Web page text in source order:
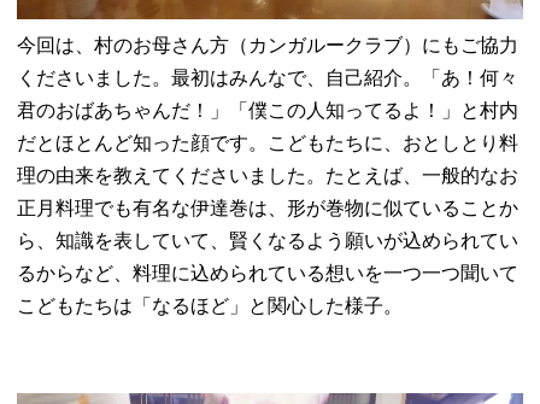
今回は、村のお母さん方（カンガルークラブ）にもご協力
くださいました。最初はみんなで、自己紹介。「あ！何々
君のおばあちゃんだ！」「僕この人知ってるよ！」と村内
だとほとんど知った顔です。こどもたちに、おとしとり料
理の由来を教えてくださいました。たとえば、一般的なお
正月料理でも有名な伊達巻は、形が巻物に似ていることか
ら、知識を表していて、賢くなるよう願いが込められてい
るからなど、料理に込められている想いを一つ一つ聞いて
こどもたちは「なるほど」と関心した様子。